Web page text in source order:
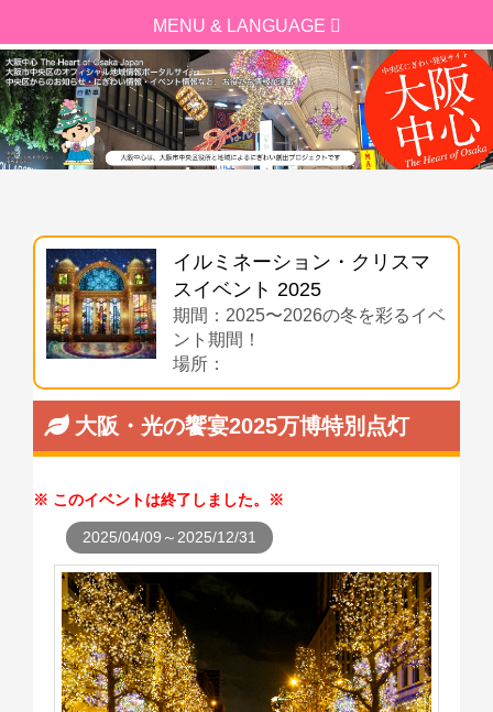
イルミネーション・クリスマ
スイベント 2025
期間：2025〜2026の冬を彩るイベ
ント期間！
場所：
大阪・光の饗宴2025万博特別点灯
このイベントは終了しました。
2025/04/09～2025/12/31